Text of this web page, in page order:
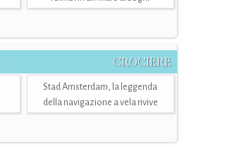
CROCIERE
Stad Amsterdam, la leggenda
della navigazione a vela rivive